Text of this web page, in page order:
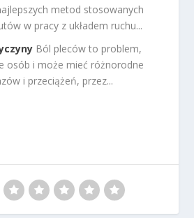
metod stosowanych
w pracy z układem ruchu...
Ból pleców to problem,
osób i może mieć różnorodne
i przeciążeń, przez...